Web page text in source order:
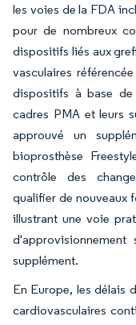
les voies de la FDA
pour de nombreux
dispositifs liés aux
vasculaires
dispositifs à base de
cadres PMA et leurs
approuvé un
bioprosthèse
contrôle des
qualifier de nouveaux
illustrant une voie
supplément.
En Europe, les délais
cardiovasculaires